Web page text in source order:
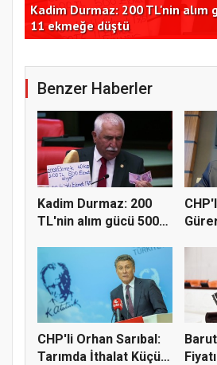
Kadim Durmaz: 200 TL'nin alım
11 ekmeğe düştü
Benzer Haberler
Kadim Durmaz: 200
TL'nin alım gücü 500
CHP'li Orhan Sarıbal:
Tarımda İthalat Küçük